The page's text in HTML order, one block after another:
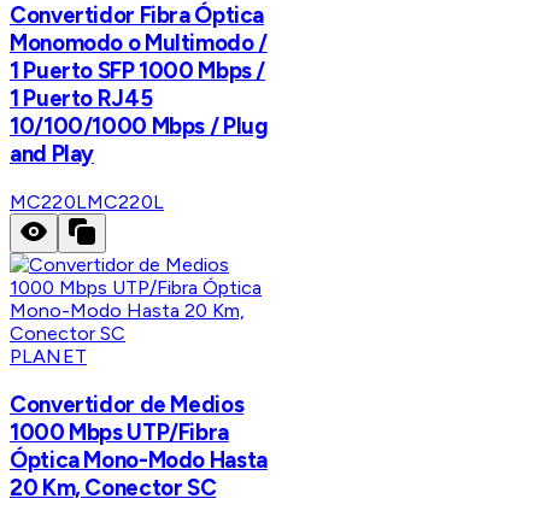
Convertidor Fibra Óptica
Monomodo o Multimodo /
1 Puerto SFP 1000 Mbps /
1 Puerto RJ45
10/100/1000 Mbps / Plug
and Play
MC220LMC220L
PLANET
Convertidor de Medios
1000 Mbps UTP/Fibra
Óptica Mono-Modo Hasta
20 Km, Conector SC